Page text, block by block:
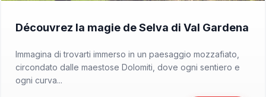
Découvrez la magie de Selva di Val Gardena
Immagina di trovarti immerso in un paesaggio mozzafiato,
circondato dalle maestose Dolomiti, dove ogni sentiero e
ogni curva...